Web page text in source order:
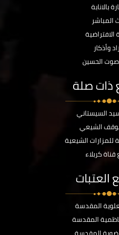
بالانابة
المباشر
الافتراضية
وأذكار
صوت الحسين
ذات صلة
السيستاني
الشيعي
للمزارات الشيعية
كربلاء
العتبات
المقدسة
المقدسة